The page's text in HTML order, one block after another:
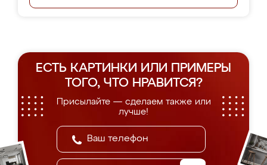
ЕСТЬ КАРТИНКИ ИЛИ ПРИМЕРЫ
ТОГО, ЧТО НРАВИТСЯ?
Присылайте — сделаем также или
лучше!